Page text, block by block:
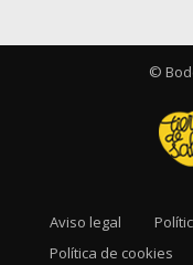
©
Aviso legal
Política de cookies